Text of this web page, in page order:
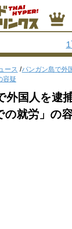
ース /パンガン島で外
容疑
外国人を逮
の就労」の